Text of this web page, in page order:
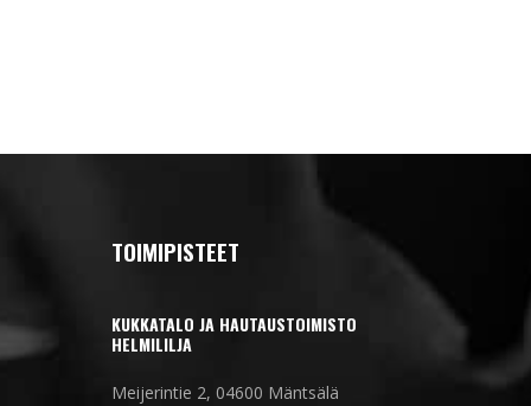
TOIMIPISTEET
KUKKATALO JA HAUTAUSTOIMISTO
HELMILILJA
Meijerintie 2, 04600 Mäntsälä